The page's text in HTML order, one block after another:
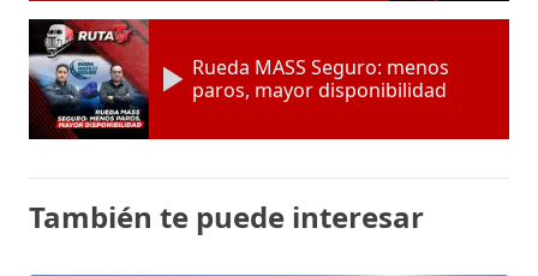
Rueda MASS Seguro: menos
paros, mayor disponibilidad
También te puede interesar